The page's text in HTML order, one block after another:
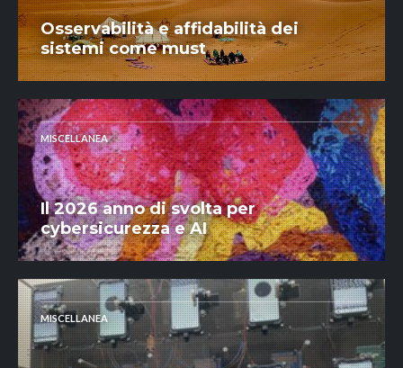
Osservabilità e affidabilità dei
sistemi come must
MISCELLANEA
Il 2026 anno di svolta per
cybersicurezza e AI
MISCELLANEA